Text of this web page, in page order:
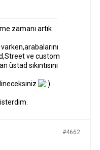
zamanı artık
ve custom
üstad sıkıntısını
#4662